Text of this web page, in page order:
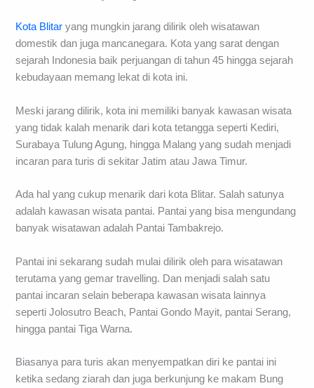
Kota Blitar yang mungkin jarang dilirik oleh wisatawan
domestik dan juga mancanegara. Kota yang sarat dengan
sejarah Indonesia baik perjuangan di tahun 45 hingga sejarah
kebudayaan memang lekat di kota ini.
Meski jarang dilirik, kota ini memiliki banyak kawasan wisata
yang tidak kalah menarik dari kota tetangga seperti Kediri,
Surabaya Tulung Agung, hingga Malang yang sudah menjadi
incaran para turis di sekitar Jatim atau Jawa Timur.
Ada hal yang cukup menarik dari kota Blitar. Salah satunya
adalah kawasan wisata pantai. Pantai yang bisa mengundang
banyak wisatawan adalah Pantai Tambakrejo.
Pantai ini sekarang sudah mulai dilirik oleh para wisatawan
terutama yang gemar travelling. Dan menjadi salah satu
pantai incaran selain beberapa kawasan wisata lainnya
seperti Jolosutro Beach, Pantai Gondo Mayit, pantai Serang,
hingga pantai Tiga Warna.
Biasanya para turis akan menyempatkan diri ke pantai ini
ketika sedang ziarah dan juga berkunjung ke makam Bung